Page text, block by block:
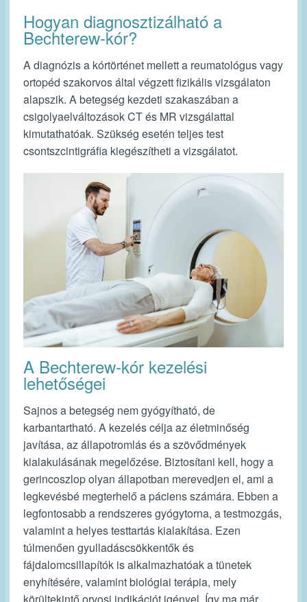
Hogyan diagnosztizálható a
Bechterew-kór?
A diagnózis a kórtörténet mellett a reumatológus vagy
ortopéd szakorvos által végzett fizikális vizsgálaton
alapszik. A betegség kezdeti szakaszában a
csigolyaelváltozások CT és MR vizsgálattal
kimutathatóak. Szükség esetén teljes test
csontszcintigráfia kiegészítheti a vizsgálatot.
A Bechterew-kór kezelési
lehetőségei
Sajnos a betegség nem gyógyítható, de
karbantartható. A kezelés célja az életminőség
javítása, az állapotromlás és a szövődmények
kialakulásának megelőzése. Biztosítani kell, hogy a
gerincoszlop olyan állapotban merevedjen el, ami a
legkevésbé megterhelő a páciens számára. Ebben a
legfontosabb a rendszeres gyógytorna, a testmozgás,
valamint a helyes testtartás kialakítása. Ezen
túlmenően gyulladáscsökkentők és
fájdalomcsillapítók is alkalmazhatóak a tünetek
enyhítésére, valamint biológiai terápia, mely
körültekintő orvosi indikációt igényel. Így ma már